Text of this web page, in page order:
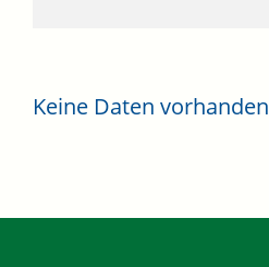
Keine Daten vorhanden